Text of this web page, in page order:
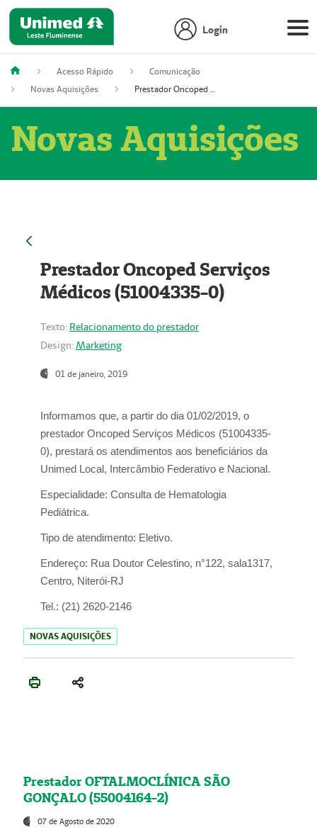
Login
Acesso Rápido
Comunicação
Novas Aquisições
Prestador Oncoped Serviços Médicos (51004335-0)
Novas Aquisições
Prestador Oncoped Serviços
Médicos (51004335-0)
Texto: Relacionamento do prestador
Design: Marketing
01 de janeiro, 2019
Informamos que, a partir do dia 01/02/2019, o
prestador Oncoped Serviços Médicos (51004335-
0), prestará os atendimentos aos beneficiários da
Unimed Local, Intercâmbio Federativo e Nacional.
Especialidade: Consulta de Hematologia
Pediátrica.
Tipo de atendimento: Eletivo.
Endereço: Rua Doutor Celestino, n°122, sala1317,
Centro, Niterói-RJ
Tel.: (21) 2620-2146
NOVAS AQUISIÇÕES
Prestador OFTALMOCLÍNICA SÃO
GONÇALO (55004164-2)
07 de Agosto de 2020